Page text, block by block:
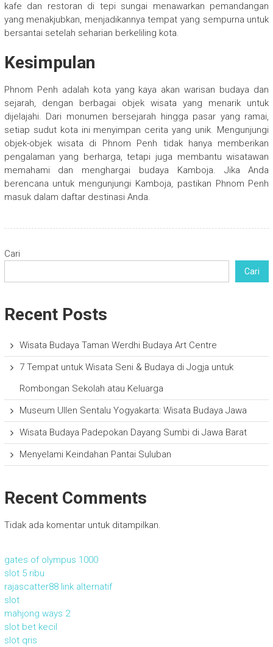
kafe dan restoran di tepi sungai menawarkan pemandangan
yang menakjubkan, menjadikannya tempat yang sempurna untuk
bersantai setelah seharian berkeliling kota.
Kesimpulan
Phnom Penh adalah kota yang kaya akan warisan budaya dan
sejarah, dengan berbagai objek wisata yang menarik untuk
dijelajahi. Dari monumen bersejarah hingga pasar yang ramai,
setiap sudut kota ini menyimpan cerita yang unik. Mengunjungi
objek-objek wisata di Phnom Penh tidak hanya memberikan
pengalaman yang berharga, tetapi juga membantu wisatawan
memahami dan menghargai budaya Kamboja. Jika Anda
berencana untuk mengunjungi Kamboja, pastikan Phnom Penh
masuk dalam daftar destinasi Anda.
Cari
Cari
Recent Posts
Wisata Budaya Taman Werdhi Budaya Art Centre
7 Tempat untuk Wisata Seni & Budaya di Jogja untuk
Rombongan Sekolah atau Keluarga
Museum Ullen Sentalu Yogyakarta: Wisata Budaya Jawa
Wisata Budaya Padepokan Dayang Sumbi di Jawa Barat
Menyelami Keindahan Pantai Suluban
Recent Comments
Tidak ada komentar untuk ditampilkan.
gates of olympus 1000
slot 5 ribu
rajascatter88 link alternatif
slot
mahjong ways 2
slot bet kecil
slot qris